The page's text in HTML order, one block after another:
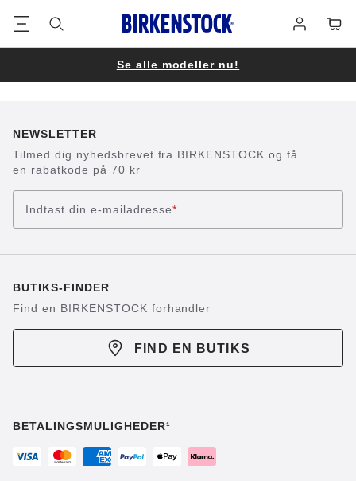
på
Se alle modeller nu!
NEWSLETTER
Tilmed dig nyhedsbrevet fra BIRKENSTOCK og få
en rabatkode på 70 kr
Indtast din e-mailadresse*
BUTIKS-FINDER
Find en BIRKENSTOCK forhandler
FIND EN BUTIKS
BETALINGSMULIGHEDER¹